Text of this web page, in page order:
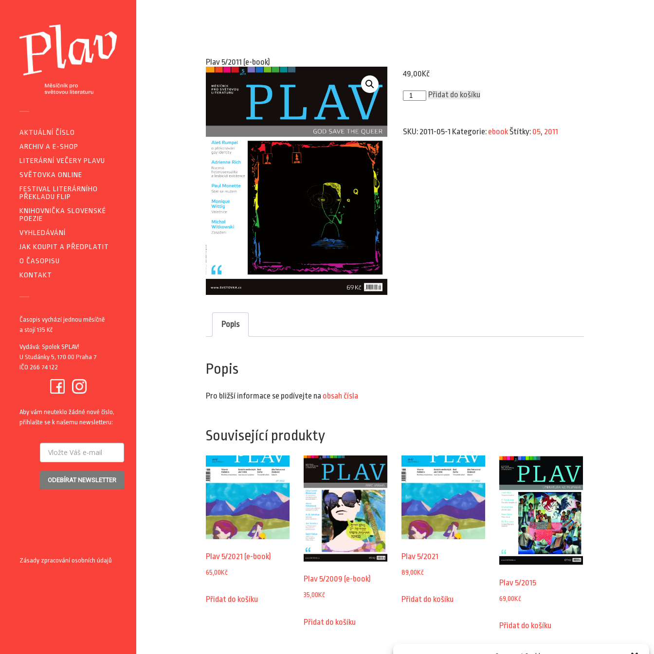
AKTUÁLNÍ ČÍSLO
ARCHIV A E-SHOP
LITERÁRNÍ VEČERY PLAVU
SVĚTOVKA ONLINE
FESTIVAL LITERÁRNÍHO
PŘEKLADU FLIP
KNIHOVNIČKA SLOVENSKÉ
POEZIE
VYHLEDÁVÁNÍ
JAK KOUPIT A PŘEDPLATIT
O ČASOPISU
KONTAKT
Časopis vychází jednou měsíčně
a stojí 135 Kč
Vydává: Spolek SPLAV!
U Studánky 5, 170 00 Praha 7
IČO 266 74 122
Aby vám neuteklo žádné nové číslo,
přihlašte se k našemu newsletteru:
ODEBÍRAT NEWSLETTER
Zásady zpracování osobních údajů
Plav 5/2011 (e-book)
49,00Kč
Plav
5/2011
Přidat do košíku
SKU: 2011-05-1 Kategorie: ebookŠtítky: 05, 2011
Popis
Popis
Pro bližší informace se podívejte na obsah čísla
Související produkty
Plav 5/2021 (e-book)
65,00Kč
Přidat do košíku
Plav 5/2009 (e-book)
35,00Kč
Přidat do košíku
Plav 5/2021
89,00Kč
Přidat do košíku
Plav 5/2015
69,00Kč
Přidat do košíku